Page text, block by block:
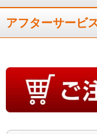
スグレモノでした。朝
感動した
アフターサービ